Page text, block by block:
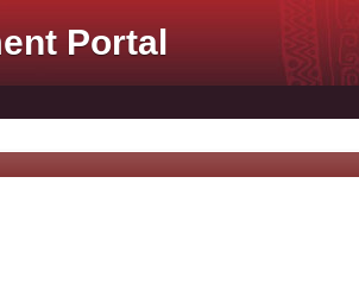
Portal